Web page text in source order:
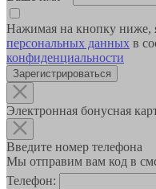
Нажимая на кнопку ниже,
персональных данных в
конфиденциальности
Зарегистрироваться
Электронная бонусная
Введите номер телефона
Мы отправим вам код в
Телефон: